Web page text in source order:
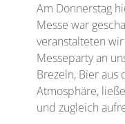
Am Donnerstag
Messe war
veranstalteten
Messeparty an
Brezeln, Bier
Atmosphäre,
und zugleich